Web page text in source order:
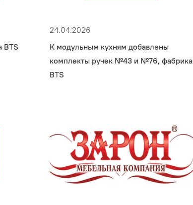
BTS
24.04.2026
К модульным кухням добавлены
комплекты ручек №43 и №76, фабрика
BTS